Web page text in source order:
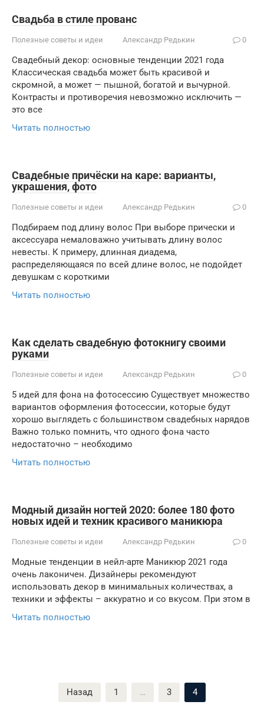
Свадьба в стиле прованс
Полезные советы и идеи Александр Редькин 0
Свадебный декор: основные тенденции 2021 года
Классическая свадьба может быть красивой и
скромной, а может — пышной, богатой и вычурной.
Контрасты и противоречия невозможно исключить —
это все
Читать полностью
Свадебные причёски на каре: варианты,
украшения, фото
Полезные советы и идеи Александр Редькин 0
Подбираем под длину волос При выборе прически и
аксессуара немаловажно учитывать длину волос
невесты. К примеру, длинная диадема,
распределяющаяся по всей длине волос, не подойдет
девушкам с короткими
Читать полностью
Как сделать свадебную фотокнигу своими
руками
Полезные советы и идеи Александр Редькин 0
5 идей для фона на фотосессию Существует множество
вариантов оформления фотосессии, которые будут
хорошо выглядеть с большинством свадебных нарядов
Важно только помнить, что одного фона часто
недостаточно – необходимо
Читать полностью
Модный дизайн ногтей 2020: более 180 фото
новых идей и техник красивого маникюра
Полезные советы и идеи Александр Редькин 0
Модные тенденции в нейл-арте Маникюр 2021 года
очень лаконичен. Дизайнеры рекомендуют
использовать декор в минимальных количествах, а
техники и эффекты – аккуратно и со вкусом. При этом в
Читать полностью
Назад 1 … 3 4